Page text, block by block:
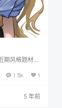
风格题材：
1.5k 1
5 年前